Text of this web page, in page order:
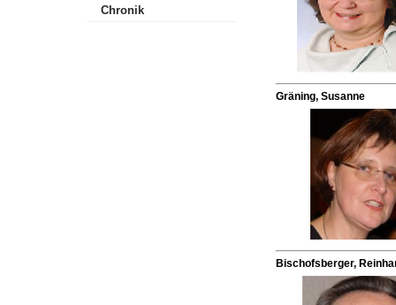
Gräning, Susanne
Bischofsberger,
Chronik